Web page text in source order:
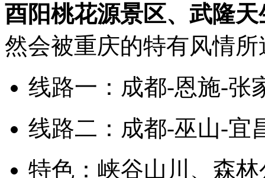
酉阳桃花源景区、武隆天
然会被重庆的特有风情
线路一：成都-恩施-张
线路二：成都-巫山-宜
特色：峡谷山川、森